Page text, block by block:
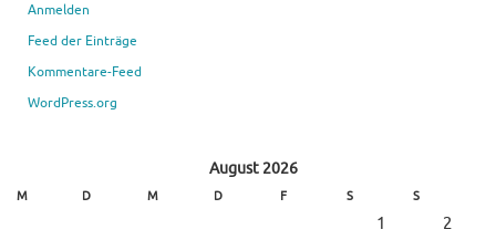
Anmelden
Feed der Einträge
Kommentare-Feed
WordPress.org
August 2026
M D M D F S S
1 2